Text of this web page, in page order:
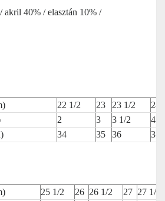
akril 40% / elasztán 10% /
22 1/2 23 23 1/2
24
2 3 3 1/2
4
34 35 36 37
25 1/2 26 26 1/2 27 27 1/2